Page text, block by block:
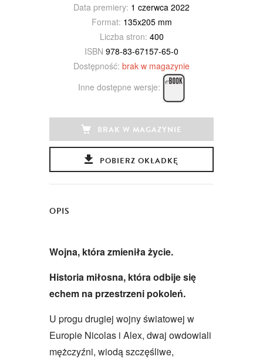
Data premiery: 1 czerwca 2022
Format: 135x205 mm
Liczba stron: 400
ISBN 978-83-67157-65-0
Dostępność: brak w magazynie
Inne dostępne wersje:
BRAK W MAGAZYNIE
POBIERZ OKŁADKĘ
OPIS
Wojna, która zmieniła życie.
Historia miłosna, która odbije się
echem na przestrzeni pokoleń.
U progu drugiej wojny światowej w
Europie Nicolas i Alex, dwaj owdowiali
mężczyźni, wiodą szczęśliwe,